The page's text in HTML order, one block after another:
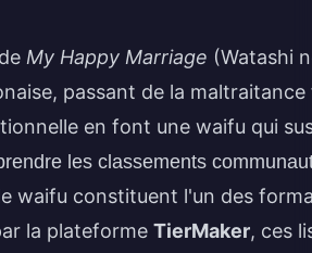
de My Happy Marriage (Watashi
passant de la
en font une waifu qui
les classements
waifu constituent l'un des
la plateforme TierMaker, ces